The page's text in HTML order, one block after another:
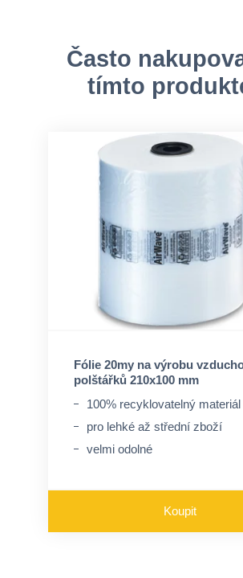
Často
tímto
Fólie 20my na výrobu
polštářků 210x100 mm
100% recyklovatelný
pro lehké až střední zboží
velmi odolné
Koupit